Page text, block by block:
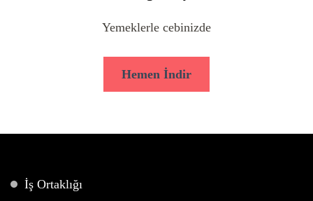
Yemeklerle cebinizde
Hemen İndir
İş Ortaklığı